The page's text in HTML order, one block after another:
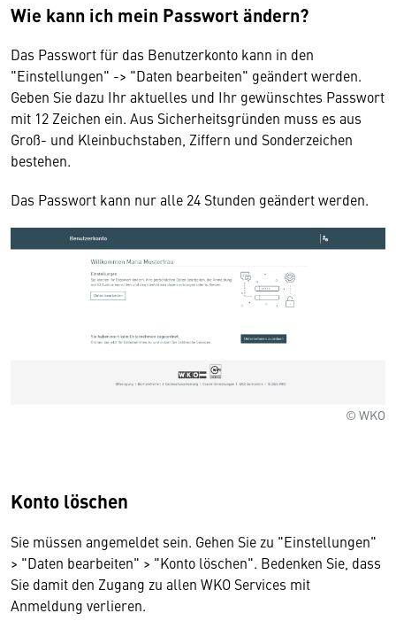
Wie kann ich mein Passwort ändern?
Das Passwort für das Benutzerkonto kann in den
"Einstellungen" -> "Daten bearbeiten" geändert werden.
Geben Sie dazu Ihr aktuelles und Ihr gewünschtes Passwort
mit 12 Zeichen ein. Aus Sicherheitsgründen muss es aus
Groß- und Kleinbuchstaben, Ziffern und Sonderzeichen
bestehen.
Das Passwort kann nur alle 24 Stunden geändert werden.
© WKO
Konto löschen
Sie müssen angemeldet sein. Gehen Sie zu "Einstellungen"
> "Daten bearbeiten" > "Konto löschen". Bedenken Sie, dass
Sie damit den Zugang zu allen WKO Services mit
Anmeldung verlieren.